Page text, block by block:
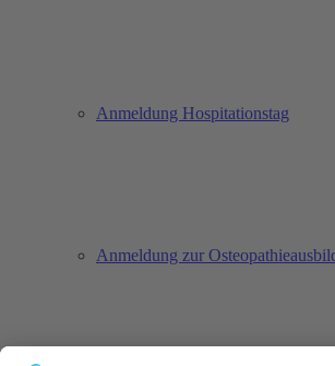
Anmeldung Hospitationstag
Anmeldung zur